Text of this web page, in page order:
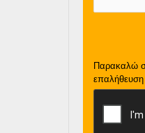
Παρακαλώ